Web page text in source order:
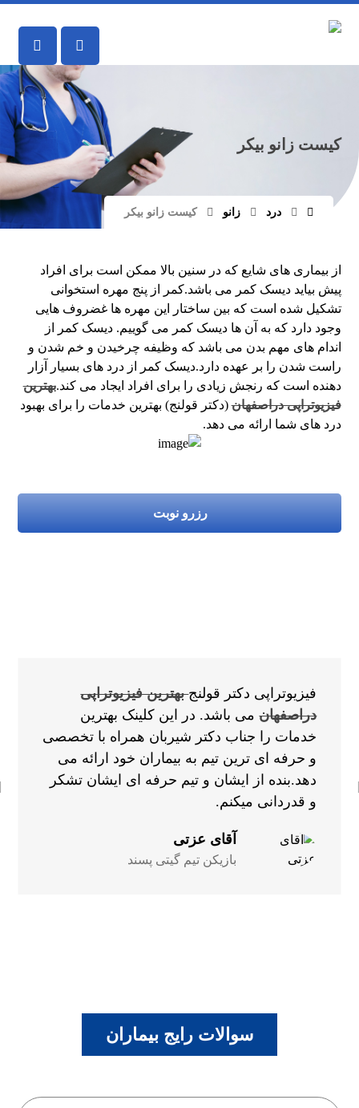
کیست زانو بیکر
درد زانو کیست زانو بیکر
از بیماری های شایع که در سنین بالا ممکن است برای افراد
پیش بیاید دیسک کمر می باشد.کمر از پنج مهره استخوانی
تشکیل شده است که بین ساختار این مهره ها غضروف هایی
وجود دارد که به آن ها دیسک کمر می گوییم. دیسک کمر از
اندام های مهم بدن می باشد که وظیفه چرخیدن و خم شدن و
راست شدن را بر عهده دارد.دیسک کمر از درد های بسیار آزار
دهنده است که رنجش زیادی را برای افراد ایجاد می کند.بهترین
فیزیوتراپی دراصفهان(دکتر قولنج) بهترین خدمات را برای بهبود
درد های شما ارائه می دهد.
رزرو نوبت
فیزیوتراپی دکتر قولنجبهترین فیزیوتراپی
دراصفهانمی باشد. در این کلینک بهترین
خدمات را جناب دکتر شیربان همراه با تخصصی
و حرفه ای ترین تیم به بیماران خود ارائه می
دهد.بنده از ایشان و تیم حرفه ای ایشان تشکر
و قدردانی میکنم.
آقای عزتی
بازیکن تیم گیتی پسند
سوالات رایج بیماران